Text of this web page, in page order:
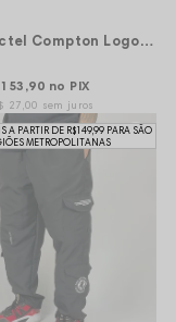
Calça Tactel Compton Logo Vertical - Cinza
153,90 no PIX
27,00 sem juros
A PARTIR DE R$149,99 PARA SÃO
METROPOLITANAS